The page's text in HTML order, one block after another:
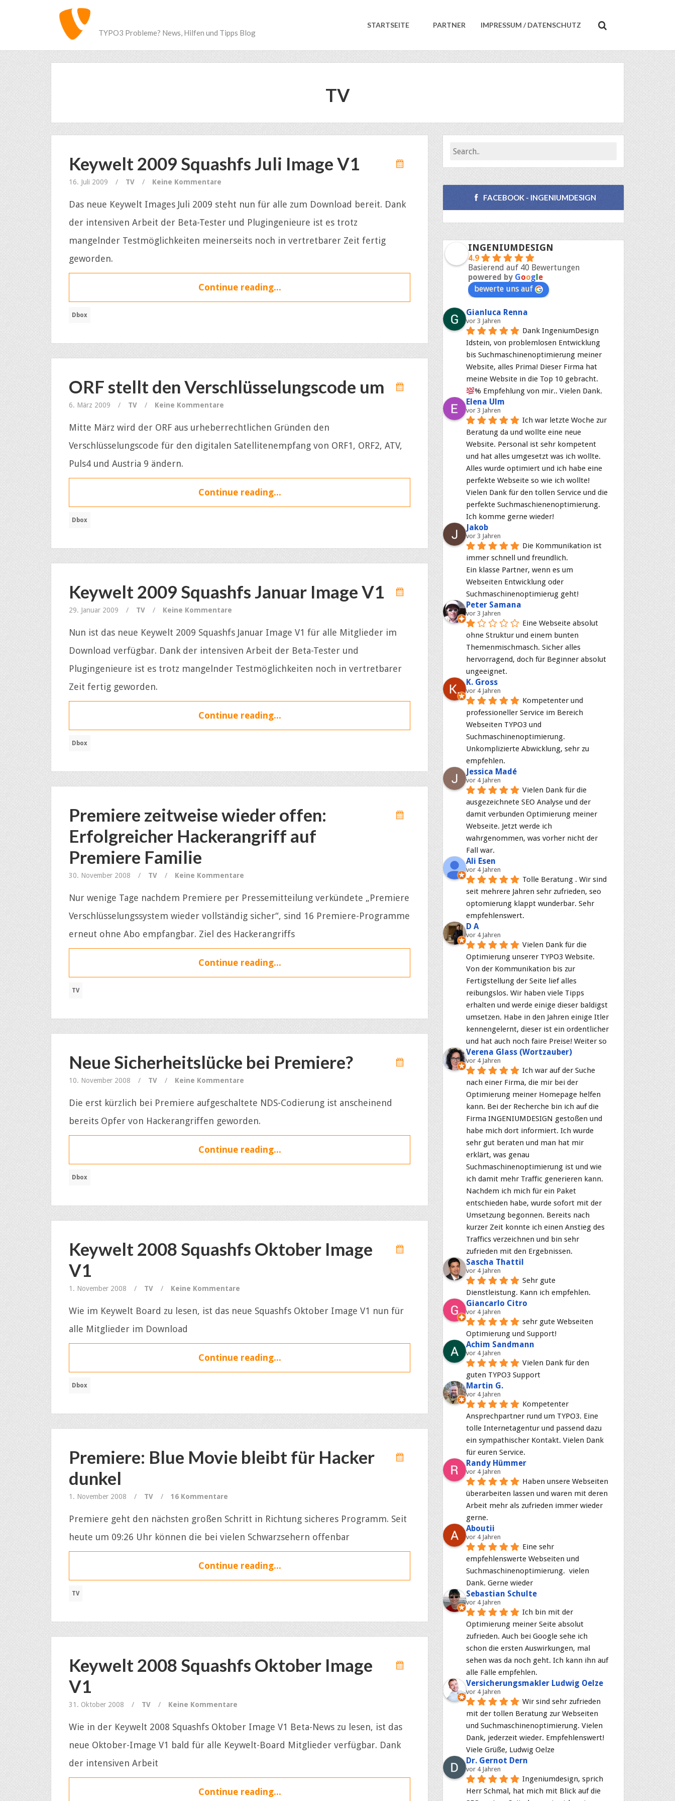
TYPO3 Probleme? News, Hilfen und Tipps Blog
STARTSEITE PARTNER IMPRESSUM / DATENSCHUTZ
TV
Keywelt 2009 Squashfs Juli Image V1
16. Juli 2009 / TV / Keine Kommentare
Das neue Keywelt Images Juli 2009 steht nun für alle zum Download bereit. Dank
der intensiven Arbeit der Beta-Tester und Plugingenieure ist es trotz
mangelnder Testmöglichkeiten meinerseits noch in vertretbarer Zeit fertig
geworden.
Continue reading...
Dbox
ORF stellt den Verschlüsselungscode um
6. März 2009 / TV / Keine Kommentare
Mitte März wird der ORF aus urheberrechtlichen Gründen den
Verschlüsselungscode für den digitalen Satellitenempfang von ORF1, ORF2, ATV,
Puls4 und Austria 9 ändern.
Continue reading...
Dbox
Keywelt 2009 Squashfs Januar Image V1
29. Januar 2009 / TV / Keine Kommentare
Nun ist das neue Keywelt 2009 Squashfs Januar Image V1 für alle Mitglieder im
Download verfügbar. Dank der intensiven Arbeit der Beta-Tester und
Plugingenieure ist es trotz mangelnder Testmöglichkeiten noch in vertretbarer
Zeit fertig geworden.
Continue reading...
Dbox
Premiere zeitweise wieder offen:
Erfolgreicher Hackerangriff auf
Premiere Familie
30. November 2008 / TV / Keine Kommentare
Nur wenige Tage nachdem Premiere per Pressemitteilung verkündete „Premiere
Verschlüsselungssystem wieder vollständig sicher“, sind 16 Premiere-Programme
erneut ohne Abo empfangbar. Ziel des Hackerangriffs
Continue reading...
TV
Neue Sicherheitslücke bei Premiere?
10. November 2008 / TV / Keine Kommentare
Die erst kürzlich bei Premiere aufgeschaltete NDS-Codierung ist anscheinend
bereits Opfer von Hackerangriffen geworden.
Continue reading...
Dbox
Keywelt 2008 Squashfs Oktober Image
V1
1. November 2008 / TV / Keine Kommentare
Wie im Keywelt Board zu lesen, ist das neue Squashfs Oktober Image V1 nun für
alle Mitglieder im Download
Continue reading...
Dbox
Premiere: Blue Movie bleibt für Hacker
dunkel
1. November 2008 / TV / 16 Kommentare
Premiere geht den nächsten großen Schritt in Richtung sicheres Programm. Seit
heute um 09:26 Uhr können die bei vielen Schwarzsehern offenbar
Continue reading...
TV
Keywelt 2008 Squashfs Oktober Image
V1
31. Oktober 2008 / TV / Keine Kommentare
Wie in der Keywelt 2008 Squashfs Oktober Image V1 Beta-News zu lesen, ist das
neue Oktober-Image V1 bald für alle Keywelt-Board Mitglieder verfügbar. Dank
der intensiven Arbeit
Continue reading...
FACEBOOK - INGENIUMDESIGN
INGENIUMDESIGN
4.9
Basierend auf 40 Bewertungen
powered by Google
bewerte uns auf
Gianluca Renna
vor 3 Jahren
Dank IngeniumDesign
Idstein, von problemlosen Entwicklung
bis Suchmaschinenoptimierung meiner
Website, alles Prima! Dieser Firma hat
meine Website in die Top 10 gebracht.
% Empfehlung von mir.. Vielen Dank.
Elena Ulm
vor 3 Jahren
Ich war letzte Woche zur
Beratung da und wollte eine neue
Website. Personal ist sehr kompetent
und hat alles umgesetzt was ich wollte.
Alles wurde optimiert und ich habe eine
perfekte Webseite so wie ich wollte!
Vielen Dank für den tollen Service und die
perfekte Suchmaschienenoptimierung.
Ich komme gerne wieder!
Jakob
vor 3 Jahren
Die Kommunikation ist
immer schnell und freundlich.
Ein klasse Partner, wenn es um
Webseiten Entwicklung oder
Suchmaschinenoptimierug geht!
Peter Samana
vor 3 Jahren
Eine Webseite absolut
ohne Struktur und einem bunten
Themenmischmasch. Sicher alles
hervorragend, doch für Beginner absolut
ungeeignet.
K. Gross
vor 4 Jahren
Kompetenter und
professioneller Service im Bereich
Webseiten TYPO3 und
Suchmaschinenoptimierung.
Unkomplizierte Abwicklung, sehr zu
empfehlen.
Jessica Madé
vor 4 Jahren
Vielen Dank für die
ausgezeichnete SEO Analyse und der
damit verbunden Optimierung meiner
Webseite. Jetzt werde ich
wahrgenommen, was vorher nicht der
Fall war.
Ali Esen
vor 4 Jahren
Tolle Beratung . Wir sind
seit mehrere Jahren sehr zufrieden, seo
optomierung klappt wunderbar. Sehr
empfehlenswert.
D A
vor 4 Jahren
Vielen Dank für die
Optimierung unserer TYPO3 Website.
Von der Kommunikation bis zur
Fertigstellung der Seite lief alles
reibungslos. Wir haben viele Tipps
erhalten und werde einige dieser baldigst
umsetzen. Habe in den Jahren einige Itler
kennengelernt, dieser ist ein ordentlicher
und hat auch noch faire Preise! Weiter so
Verena Glass (Wortzauber)
vor 4 Jahren
Ich war auf der Suche
nach einer Firma, die mir bei der
Optimierung meiner Homepage helfen
kann. Bei der Recherche bin ich auf die
Firma INGENIUMDESIGN gestoßen und
habe mich dort informiert. Ich wurde
sehr gut beraten und man hat mir
erklärt, was genau
Suchmaschinenoptimierung ist und wie
ich damit mehr Traffic generieren kann.
Nachdem ich mich für ein Paket
entschieden habe, wurde sofort mit der
Umsetzung begonnen. Bereits nach
kurzer Zeit konnte ich einen Anstieg des
Traffics verzeichnen und bin sehr
zufrieden mit den Ergebnissen.
Sascha Thattil
vor 4 Jahren
Sehr gute
Dienstleistung. Kann ich empfehlen.
Giancarlo Citro
vor 4 Jahren
sehr gute Webseiten
Optimierung und Support!
Achim Sandmann
vor 4 Jahren
Vielen Dank für den
guten TYPO3 Support
Martin G.
vor 4 Jahren
Kompetenter
Ansprechpartner rund um TYPO3. Eine
tolle Internetagentur und passend dazu
ein sympathischer Kontakt. Vielen Dank
für euren Service.
Randy Hümmer
vor 4 Jahren
Haben unsere Webseiten
überarbeiten lassen und waren mit deren
Arbeit mehr als zufrieden immer wieder
gerne.
Aboutii
vor 4 Jahren
Eine sehr
empfehlenswerte Webseiten und
Suchmaschinenoptimierung.  vielen
Dank. Gerne wieder
Sebastian Schulte
vor 4 Jahren
Ich bin mit der
Optimierung meiner Seite absolut
zufrieden. Auch bei Google sehe ich
schon die ersten Auswirkungen, mal
sehen was da noch geht. Ich kann ihn auf
alle Fälle empfehlen.
Versicherungsmakler Ludwig Oelze
vor 4 Jahren
Wir sind sehr zufrieden
mit der tollen Beratung zur Webseiten
und Suchmaschinenoptimierung. Vielen
Dank, jederzeit wieder. Empfehlenswert!
Viele Grüße, Ludwig Oelze
Dr. Gernot Dern
vor 4 Jahren
Ingeniumdesign, sprich
Herr Schmal, hat mich mit Blick auf die